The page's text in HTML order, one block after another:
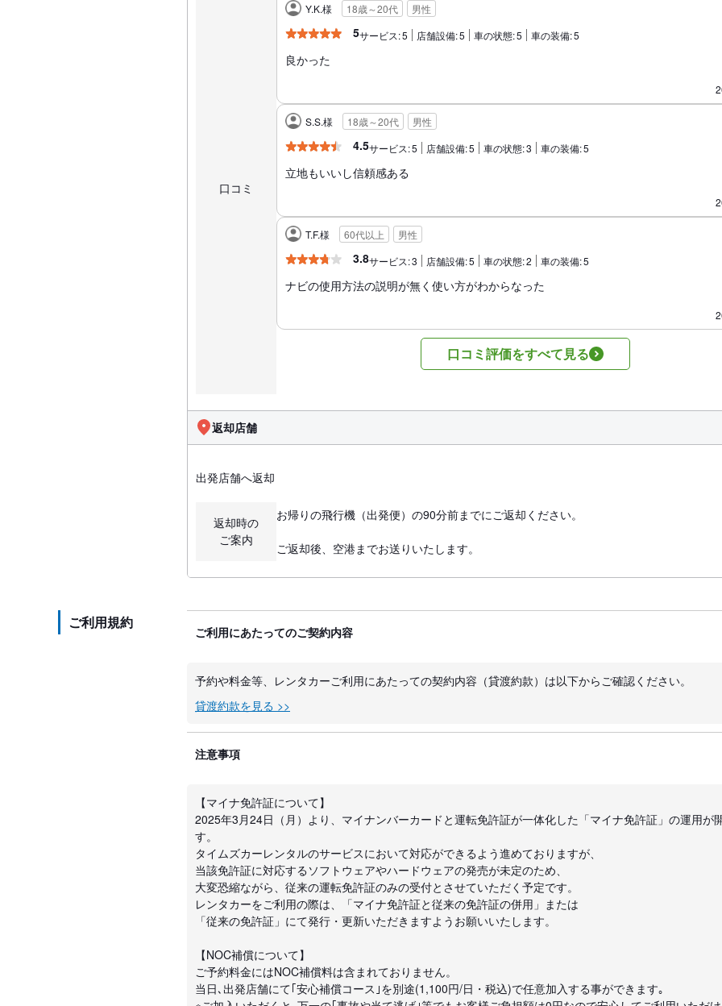
口コミ
Y.K.様 18歳～20代 男性
5サービス:5 店舗設備:5 車の状態:5 車の装備:5
良かった
S.S.様 18歳～20代 男性
4.5サービス:5 店舗設備:5 車の状態:3 車の装備:5
立地もいいし信頼感ある
T.F.様 60代以上 男性
3.8サービス:3 店舗設備:5 車の状態:2 車の装備:5
ナビの使用方法の説明が無く使い方がわからなった
口コミ評価をすべて見る
返却店舗
出発店舗へ返却
返却時の
ご案内
お帰りの飛行機（出発便）の90分前までにご返却ください。
ご返却後、空港までお送りいたします。
ご利用規約
ご利用にあたってのご契約内容
予約や料金等、レンタカーご利用にあたっての契約内容（貸渡約款）は以下からご確認ください。
貸渡約款を見る >>
注意事項
【マイナ免許証について】
2025年3月24日（月）より、マイナンバーカードと運転免許証が一体化した「マイナ免許証」の運用が
す。
タイムズカーレンタルのサービスにおいて対応ができるよう進めておりますが、
当該免許証に対応するソフトウェアやハードウェアの発売が未定のため、
大変恐縮ながら、従来の運転免許証のみの受付とさせていただく予定です。
レンタカーをご利用の際は、「マイナ免許証と従来の免許証の併用」または
「従来の免許証」にて発行・更新いただきますようお願いいたします。
【NOC補償について】
ご予約料金にはNOC補償料は含まれておりません。
当日､出発店舗にて｢安心補償コース｣を別途(1,100円/日・税込)で任意加入する事ができます｡